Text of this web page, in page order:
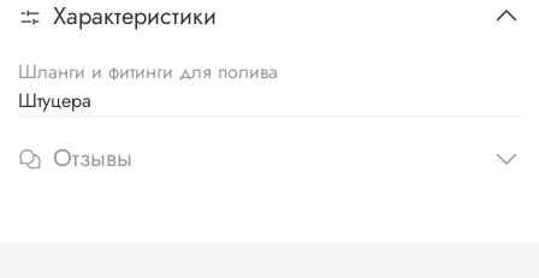
Характеристики
Шланги и фитинги для полива
Штуцера
Отзывы